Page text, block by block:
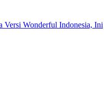
Versi Wonderful Indonesia, Ini